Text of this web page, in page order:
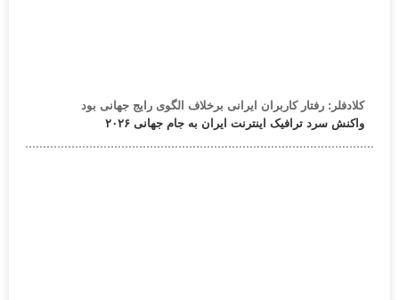
کلادفلر: رفتار کاربران ایرانی برخلاف الگوی رایج جهانی بود
واکنش سرد ترافیک اینترنت ایران به جام جهانی ۲۰۲۶